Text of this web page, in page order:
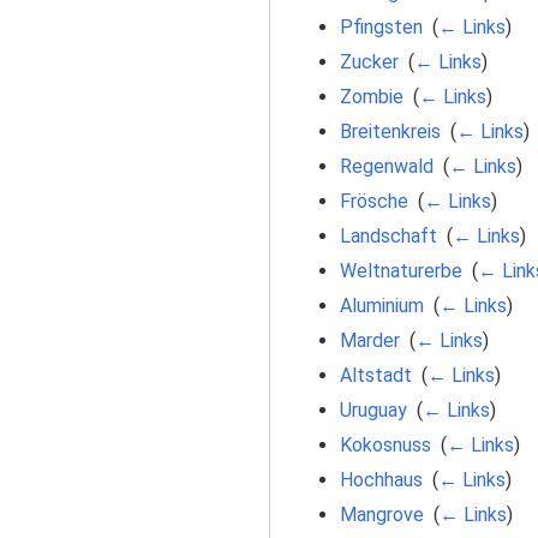
Pfingsten‎ (← Links)
Zucker‎ (← Links)
Zombie (← Links)
Breitenkreis (← Links)
Regenwald‎ (← Links)
Frösche (← Links)
Landschaft (← Links)
Weltnaturerbe (←
Aluminium‎ (← Links)
Marder‎ (← Links)
Altstadt (← Links)
Uruguay‎ (← Links)
Kokosnuss (← Links)
Hochhaus (← Links)
Mangrove (← Links)